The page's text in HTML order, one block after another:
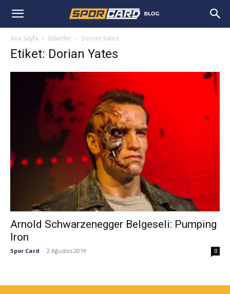
Ana Sayfa Etiketler Dorian Yates
Etiket: Dorian Yates
Arnold Schwarzenegger Belgeseli: Pumping
Iron
Spor Card - 2 Ağustos 2019 0